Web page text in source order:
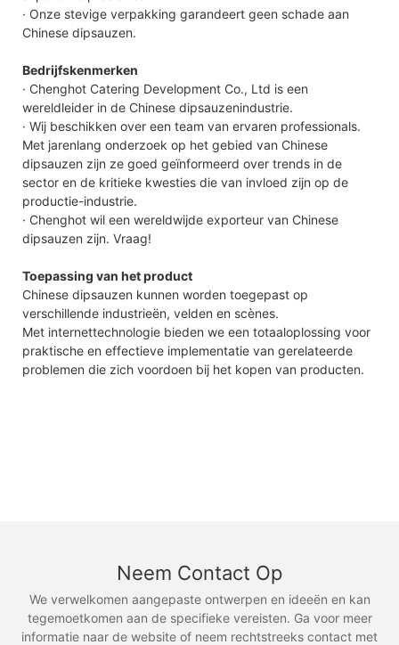
· Onze stevige verpakking garandeert geen schade aan
Chinese dipsauzen.
Bedrijfskenmerken
· Chenghot Catering Development Co., Ltd is een
wereldleider in de Chinese dipsauzenindustrie.
· Wij beschikken over een team van ervaren professionals.
Met jarenlang onderzoek op het gebied van Chinese
dipsauzen zijn ze goed geïnformeerd over trends in de
sector en de kritieke kwesties die van invloed zijn op de
productie-industrie.
· Chenghot wil een wereldwijde exporteur van Chinese
dipsauzen zijn. Vraag!
Toepassing van het product
Chinese dipsauzen kunnen worden toegepast op
verschillende industrieën, velden en scènes.
Met internettechnologie bieden we een totaaloplossing voor
praktische en effectieve implementatie van gerelateerde
problemen die zich voordoen bij het kopen van producten.
Neem Contact Op
We verwelkomen aangepaste ontwerpen en ideeën en kan
tegemoetkomen aan de specifieke vereisten. Ga voor meer
informatie naar de website of neem rechtstreeks contact met